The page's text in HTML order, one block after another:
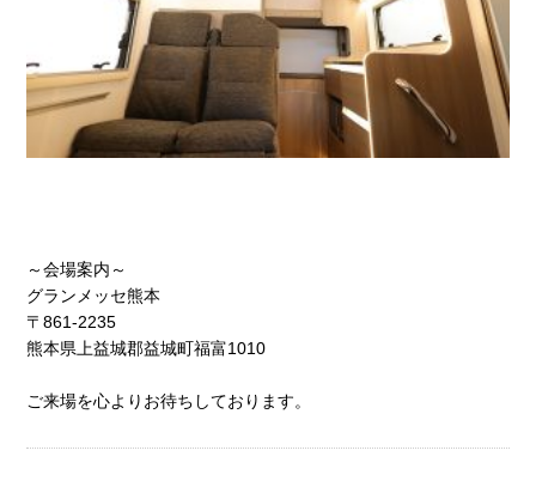
～会場案内～
グランメッセ熊本
〒861-2235
熊本県上益城郡益城町福富1010
ご来場を心よりお待ちしております。